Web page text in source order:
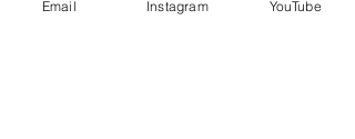
Email Instagram YouTube